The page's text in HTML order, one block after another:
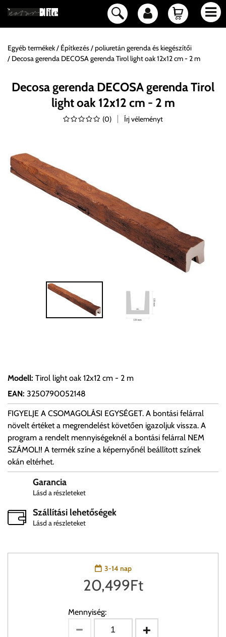
Egyéb termékek Építkezés
poliuretán gerenda és kiegészítői
Decosa gerenda DECOSA gerenda Tirol light oak 12x12 cm - 2 m
Decosa gerenda DECOSA gerenda Tirol
light oak 12x12 cm - 2 m
(0) Írj véleményt
Modell: Tirol light oak 12x12 cm - 2 m
EAN: 3250790052148
FIGYELJE A CSOMAGOLÁSI EGYSÉGET. A bontási felárral
növelt értéket a megrendelést követően igazoljuk vissza. A
program a rendelt mennyiségeknél a bontási felárral NEM
SZÁMOL!! A termék színe a képernyőnél beállított színek
okán eltérhet.
Garancia
Lásd a részleteket
Szállítási lehetőségek
Lásd a részleteket
3-14 nap
20,499Ft
Mennyiség: